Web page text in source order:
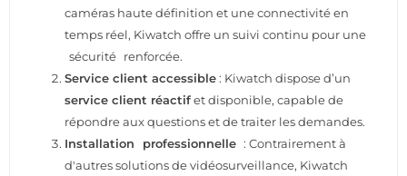
caméras haute définition et une connectivité en
temps réel, Kiwatch offre un suivi continu pour une
sécurité renforcée.
Service client accessible: Kiwatch dispose d’un
service client réactifet disponible, capable de
répondre aux questions et de traiter les demandes.
Installation
professionnelle : Contrairement à
d'autres solutions de vidéosurveillance, Kiwatch